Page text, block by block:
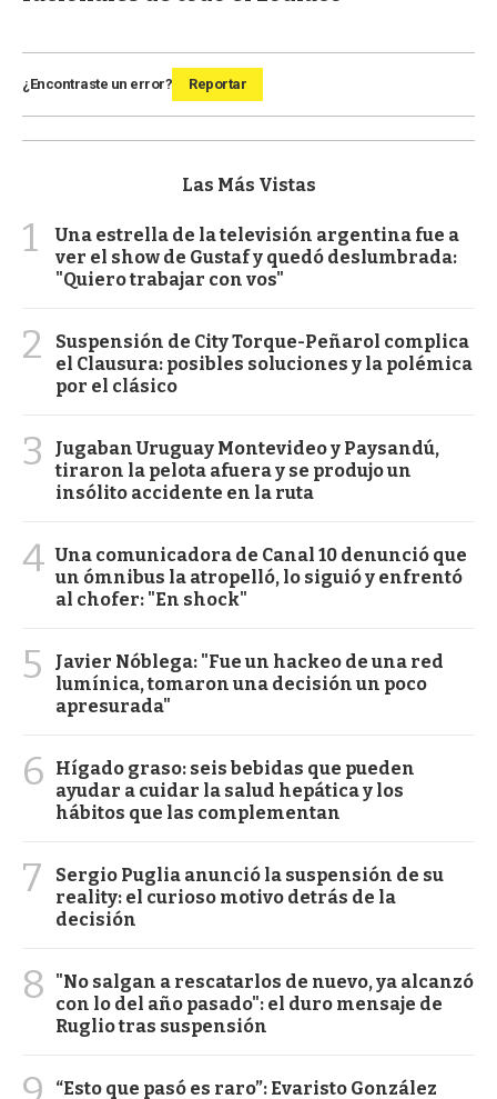
¿Encontraste un error? Reportar
Las Más Vistas
1
Una estrella de la televisión argentina fue a
ver el show de Gustaf y quedó deslumbrada:
"Quiero trabajar con vos"
2
Suspensión de City Torque-Peñarol complica
el Clausura: posibles soluciones y la polémica
por el clásico
3
Jugaban Uruguay Montevideo y Paysandú,
tiraron la pelota afuera y se produjo un
insólito accidente en la ruta
4 Una comunicadora de Canal 10 denunció que
un ómnibus la atropelló, lo siguió y enfrentó
al chofer: "En shock"
5
Javier Nóblega: "Fue un hackeo de una red
lumínica, tomaron una decisión un poco
apresurada"
6
Hígado graso: seis bebidas que pueden
ayudar a cuidar la salud hepática y los
hábitos que las complementan
7
Sergio Puglia anunció la suspensión de su
reality: el curioso motivo detrás de la
decisión
8
"No salgan a rescatarlos de nuevo, ya alcanzó
con lo del año pasado": el duro mensaje de
Ruglio tras suspensión
“Esto que pasó es raro”: Evaristo González